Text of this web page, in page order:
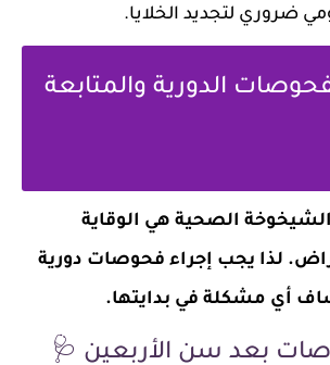
ضروري لتجديد الخلايا.
الدورية والمتابعة
الصحية هي الوقاية
لذا يجب إجراء فحوصات دورية
أي مشكلة في بدايتها.
بعد سن الأربعين 🩺